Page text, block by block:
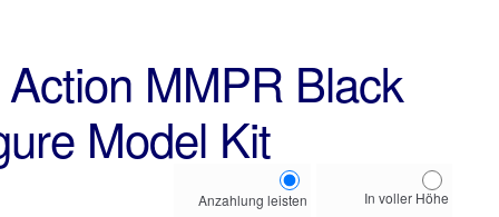
MMPR Black
Model Kit
yourAnzahlung leisten
In voller Höhe